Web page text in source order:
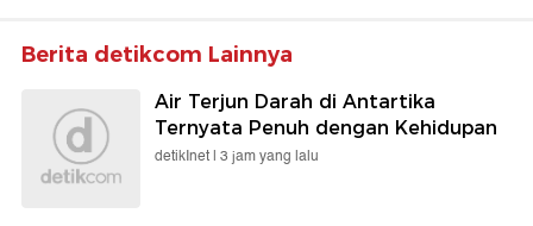
Berita detikcom Lainnya
Air Terjun Darah di Antartika
Ternyata Penuh dengan Kehidupan
detikInet | 3 jam yang lalu